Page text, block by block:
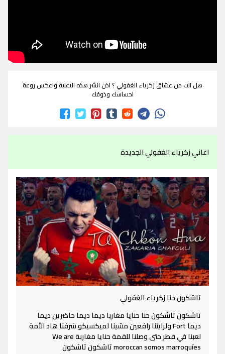
هل انت من عشاق زكرياء الغفولي ؟ اذن انشر هذه الاغنية واعكس روعة
احساسك وذوقك
اغاني زكرياء الغفولي الجديدة
تاشكون حنا زكرياء الغفولي
تاشكون تاشكون حنا حنايا مغاربا ديما ديما حاضرين ديما
ديما Fort ولرايتنا رافعين مشينا لميكسيكو شرفنا هاد الأمة
لعبنا في قطر حتى وصلنا للقمة حنايا مغاربة We are
moroccan somos marroquíes تاشكون تاشكون